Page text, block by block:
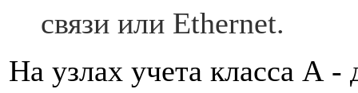
связи или Ethernet.
На узлах учета класса А